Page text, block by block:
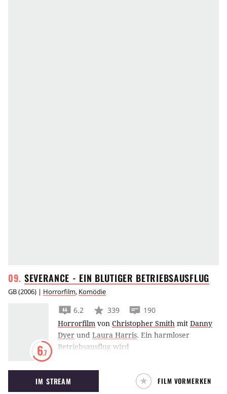
SEVERANCE - EIN BLUTIGER BETRIEBSAUSFLUG
GB(2006) | Horrorfilm, Komödie
6.7
6.2 339
190
Horrorfilm von Christopher Smith mit Danny
Dyer und Laura Harris. Ein harmloser
Betriebsausflug wird
Überleben.
IM STREAM FILM VORMERKEN